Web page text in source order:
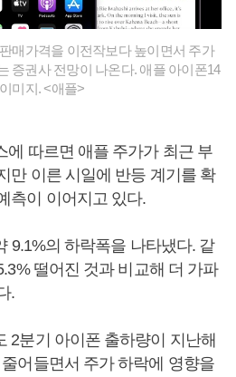
매가격을 이전작보다 높이면서 주가
증권사 전망이 나온다. 애플 아이폰14
미지. <애플>
에 따르면 애플 주가가 최근 부
만 이른 시일에 반등 계기를 확
측이 이어지고 있다.
9.1%의 하락폭을 나타냈다. 같
떨어진 것과 비교해 더 가파
.
2분기 아이폰 출하량이 지난해
어들면서 주가 하락에 영향을